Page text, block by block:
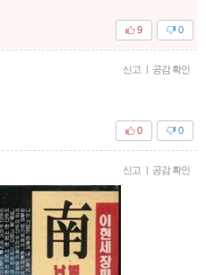
0
9
신고 | 공감 확인
0
0
신고 | 공감 확인